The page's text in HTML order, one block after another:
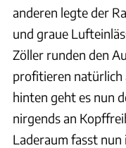
anderen legte der
und graue
Zöller runden den
profitieren natürlich
hinten geht es nun
nirgends an
Laderaum fasst